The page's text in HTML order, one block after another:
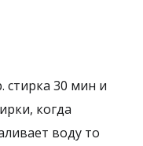
стирка 30 мин и
когда
воду то